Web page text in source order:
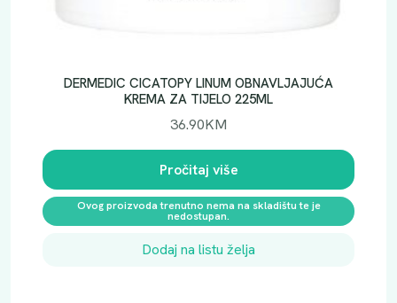
DERMEDIC CICATOPY LINUM OBNAVLJAJUĆA
KREMA ZA TIJELO 225ML
36.90KM
Pročitaj više
Ovog proizvoda trenutno nema na skladištu te je
nedostupan.
Dodaj na listu želja